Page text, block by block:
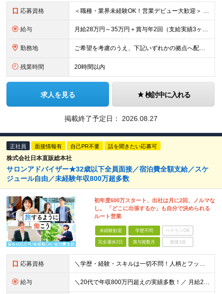
応募資格 ＜職種・業界未経験OK！営業デビュー大歓迎＞ ◆要普通自動車免許（AT限定可） ◆学歴不問 ＼当てはまる方、ぜひご応募ください！／ □人と話すことや、人の役に立つことが好き □未経験から営業として成
給与 月給28万円～35万円＋賞与年2回（支給実績3ヶ月分） ※経験・年齢・能力を考慮の上、当社規定により決定します。 ※上記月給には固定残業代(25時間分／47,314円～)
勤務地 ご希望を考慮のうえ、下記いずれかの拠点へ配属します。 ※自動車通勤可能（要相談） 【東北エリア】 仙台支店、盛岡支店、福島支店 【関東エリア】 東京本社、東京支店、埼玉支店、千葉支店、群馬支店、東
残業時間 20時間以内
求人を見る 検討中に入れる
掲載終了予定日： 2026.08.27
正社員 面接情報有 自己PR不要 話を聞きたい応募可
株式会社日本直販総本社
サロンアドバイザー★32歳以下全員面接／宿泊費全額支給／スケ
ジュール自由／未経験年収800万超多数
初年度600万スタート、出社は月に2回、ノルマな
し。 「どこに出張するか」も自分で決められる
ルート営業
未経験歓迎 学歴不問 ベテランOK
完全週休2日 賞与複数月 面接1回
応募資格 ＼学歴・経験・スキルは一切不問！人柄とフットワーク重視の採用です／ ◆普通自動車運転免許をお持ちの方（AT限定可） ◆32歳以下の方（※若年層のキャリア形成のため） ★【32歳以下は全員面接】をお約
給与 ＼20代で年収800万円超えの実績多数！／ 月給28万円〜32万円 ＋賞与（年2回） ＋ インセンティブ ＋ 交通費・宿泊費全額支給 ※上記には59,500円～70,000円（27.8時間分/月）の